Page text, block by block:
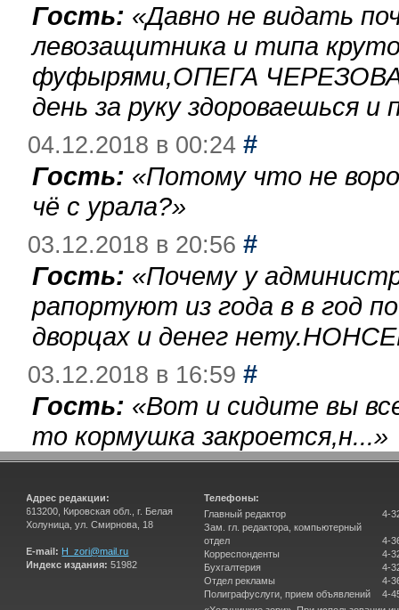
Гость: «Давно не видать
левозащитника и типа
фуфырями,ОПЕГА
день за руку здороваешься
04.12.2018 в 00:24 #
Гость: «Потому что не
чё с урала?»
03.12.2018 в 20:56 #
Гость: «Почему у
рапортуют из года в в год
дворцах и денег
03.12.2018 в 16:59 #
Гость: «Вот и сидите вы
то кормушка закроется,н...»
Адрес редакции:
613200, Кировская обл., г. Белая
Холуница, ул. Смирнова, 18
E-mail: H_zori@mail.ru
Индекс издания: 51982
Телефоны:
Главный редактор
Зам. гл. редактора, компьютерный
отдел
Корреспонденты
Бухгалтерия
Отдел рекламы
Полиграфуслуги, прием объявлений
4-
4-
4-
4-
4-
4-